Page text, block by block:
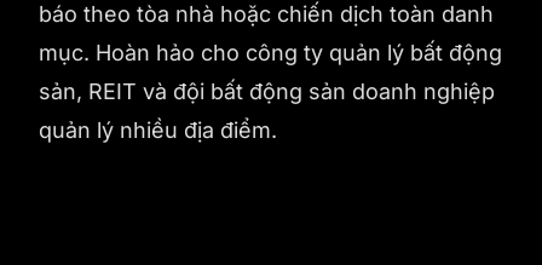
báo theo tòa nhà hoặc chiến dịch toàn danh
mục. Hoàn hảo cho công ty quản lý bất động
sản, REIT và đội bất động sản doanh nghiệp
quản lý nhiều địa điểm.